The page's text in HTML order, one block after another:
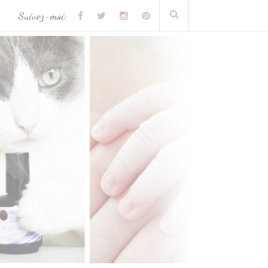
Suivez-moi: